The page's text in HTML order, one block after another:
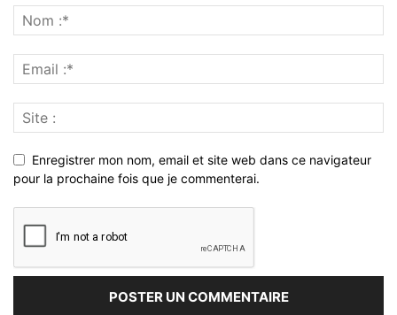
Enregistrer mon nom, email et site web dans ce navigateur
pour la prochaine fois que je commenterai.